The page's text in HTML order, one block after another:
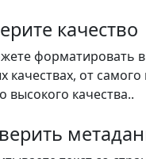
качество
форматировать
качествах, от самого
высокого качества..